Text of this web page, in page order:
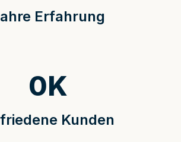
Erfahrung
Kunden
0K